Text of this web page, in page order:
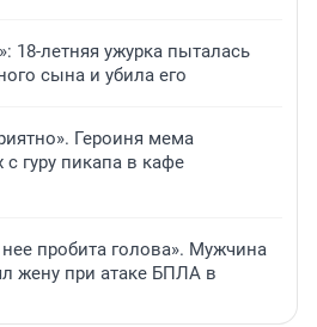
18-летняя ужурка пыталась
сына и убила его
Героиня мема
гуру пикапа в кафе
пробита голова». Мужчина
жену при атаке БПЛА в